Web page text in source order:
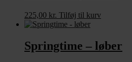
225,00 kr. Tilføj til kurv
Springtime – løber